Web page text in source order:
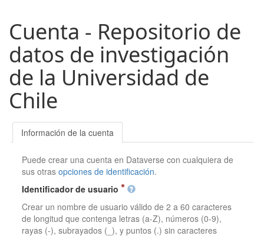
Cuenta - Repositorio de
datos de investigación
de la Universidad de
Chile
Información de la cuenta
Puede crear una cuenta en Dataverse con cualquiera de
sus otrasopciones de identificación.
Identificador de usuario
Crear un nombre de usuario válido de 2 a 60 caracteres
de longitud que contenga letras (a-Z), números (0-9),
rayas (-), subrayados (_), y puntos (.) sin caracteres